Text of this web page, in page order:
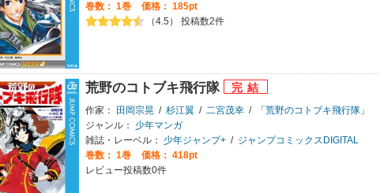
巻数： 1巻
価格： 185pt
（4.5） 投稿数2件
荒野のコトブキ飛行隊
作家： 田岡宗晃 / 杉江翼 / 二宮茂幸 /
「荒野のコトブキ飛行隊」
ジャンル：
少年マンガ
雑誌・レーベル：
少年ジャンプ+ / ジャンプコミックスDIGITAL
巻数： 1巻
価格： 418pt
レビュー投稿数0件